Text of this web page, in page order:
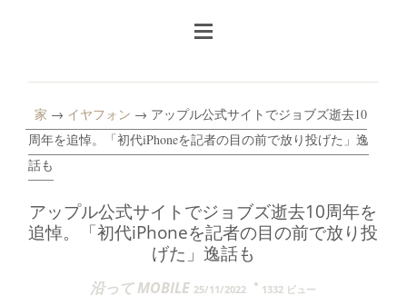
家 → イヤフォン → アップル公式サイトでジョブズ逝去10
周年を追悼。「初代iPhoneを記者の目の前で放り投げた」逸
話も
アップル公式サイトでジョブズ逝去10周年を
追悼。「初代iPhoneを記者の目の前で放り投
げた」逸話も
沿って MOBILE 25/11/2022 1332 ビュー